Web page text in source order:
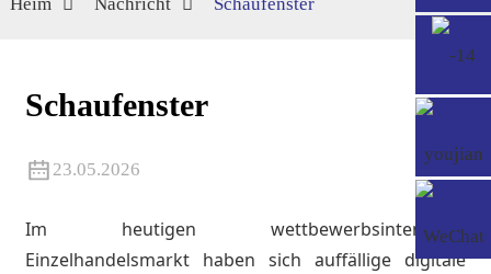
Schaufenster
23.05.2026
Im heutigen wettbewerbsintensiven
Einzelhandelsmarkt haben sich auffällige digitale